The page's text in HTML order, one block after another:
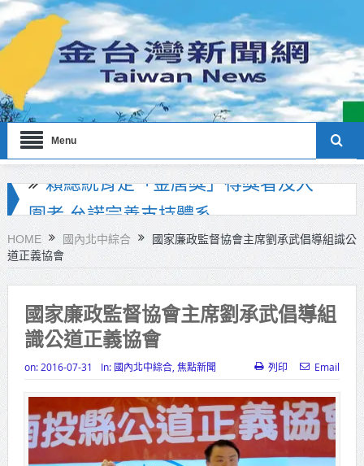
Menu
海巡署南部分署主官大換血 蔡順元
勉提升巡防戰力
北市鮮奶週報再升級！8月31日補助
擴大至國中生
雙北合作里程碑！萬大線動態測試
侯友宜蔣萬安攜手視察
北形象館亮相
打鐵厝北側產業園區產業設施公共
HOME 國內北中綜合
國家廉政監督協會主席劉承武倡導組識公
道正義協會
國家廉政監督協會主席劉承武倡導組
識公道正義協會
on: 2016-07-31 In: 國內北中綜合, 焦點新聞 列印 Email